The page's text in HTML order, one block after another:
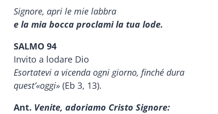
Signore, apri le mie labbra
e la mia bocca proclami la tua lode.
SALMO 94
Invito a lodare Dio
Esortatevi a vicenda ogni giorno, finché dura
quest’«oggi» (Eb 3, 13).
Ant. Venite, adoriamo Cristo Signore: